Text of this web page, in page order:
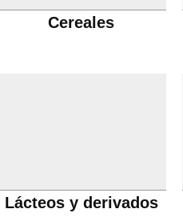
Cereales
Lácteos y derivados